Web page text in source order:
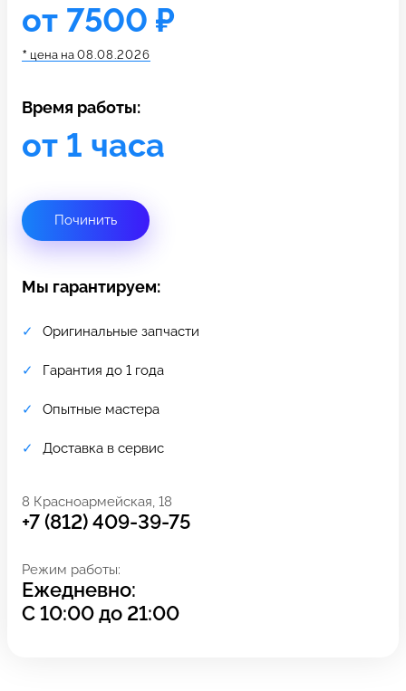
от 7500 ₽
* цена на 08.08.2026
Время работы:
от 1 часа
Починить
Мы гарантируем:
Оригинальные запчасти
Гарантия до 1 года
Опытные мастера
Доставка в сервис
8 Красноармейская, 18
+7 (812) 409-39-75
Режим работы:
Ежедневно:
С10:00до 21:00
Задать вопрос
Оставьте свой